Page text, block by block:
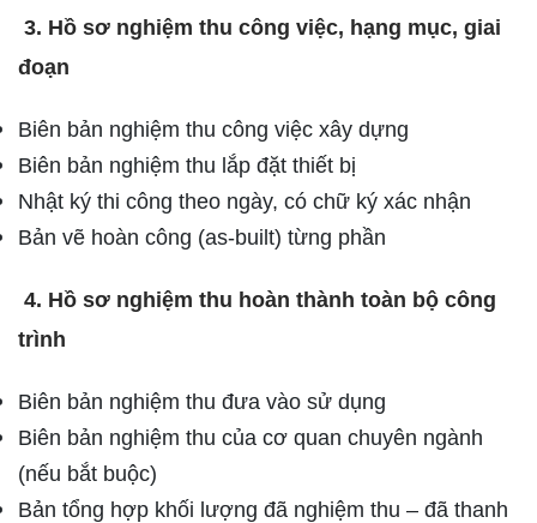
3. Hồ sơ nghiệm thu công việc, hạng mục, giai
đoạn
Biên bản nghiệm thu công việc xây dựng
Biên bản nghiệm thu lắp đặt thiết bị
Nhật ký thi công theo ngày, có chữ ký xác nhận
Bản vẽ hoàn công (as-built) từng phần
4. Hồ sơ nghiệm thu hoàn thành toàn bộ công
trình
Biên bản nghiệm thu đưa vào sử dụng
Biên bản nghiệm thu của cơ quan chuyên ngành
(nếu bắt buộc)
Bản tổng hợp khối lượng đã nghiệm thu – đã thanh